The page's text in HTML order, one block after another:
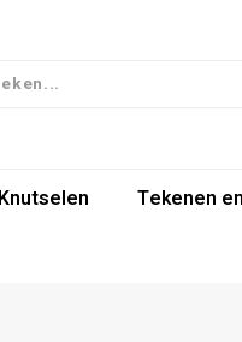
Knutselen Tekenen